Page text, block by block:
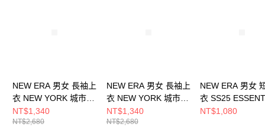
NEW ERA 男女 長袖上
衣 NEW YORK 城市場
景 NE13471012
NT$1,340
NT$2,680
NEW ERA 男女 長袖上
衣 NEW YORK 城市場
景 NE13471011
NT$1,340
NT$2,680
NEW ERA 男女
衣 SS25
紐約洋基
NT$1,080